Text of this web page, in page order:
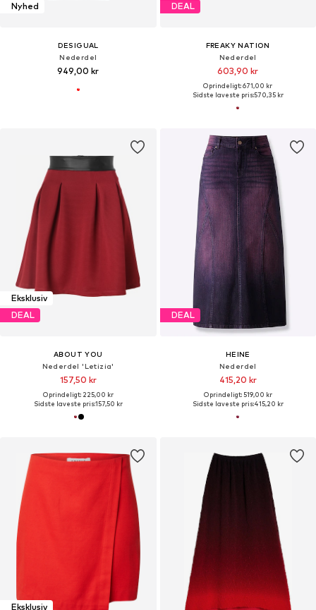
Nyhed
DESIGUAL
Nederdel
949,00 kr
DEAL
FREAKY NATION
Nederdel
603,90 kr
Oprindeligt: 671,00 kr
Sidste laveste pris:570,35 kr
Eksklusiv
DEAL
ABOUT YOU
Nederdel 'Letizia'
157,50 kr
Oprindeligt: 225,00 kr
Sidste laveste pris:157,50 kr
DEAL
HEINE
Nederdel
415,20 kr
Oprindeligt: 519,00 kr
Sidste laveste pris:415,20 kr
Eksklusiv